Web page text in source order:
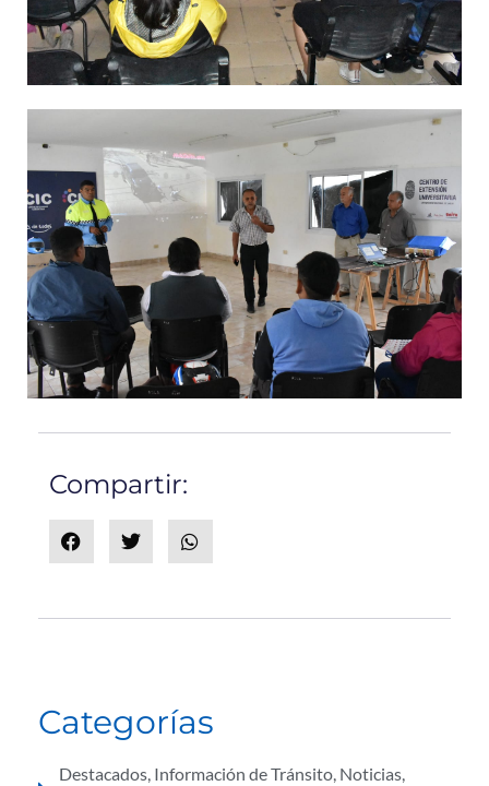
Compartir:
Categorías
Destacados, Información de Tránsito, Noticias,